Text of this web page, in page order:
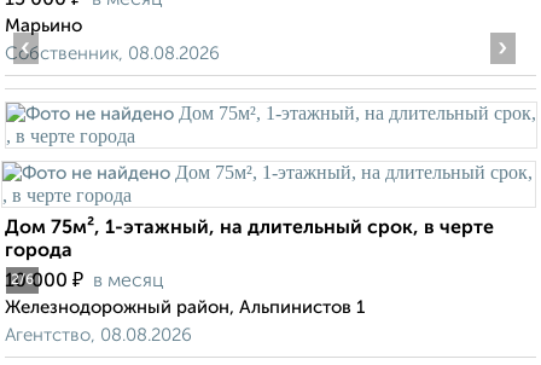
Марьино
Собственник, 08.08.2026
2/6
‹ ›
Дом 75м², 1-этажный, на длительный срок, в черте
города
10 000 ₽ в месяц
Железнодорожный район, Альпинистов 1
Агентство, 08.08.2026